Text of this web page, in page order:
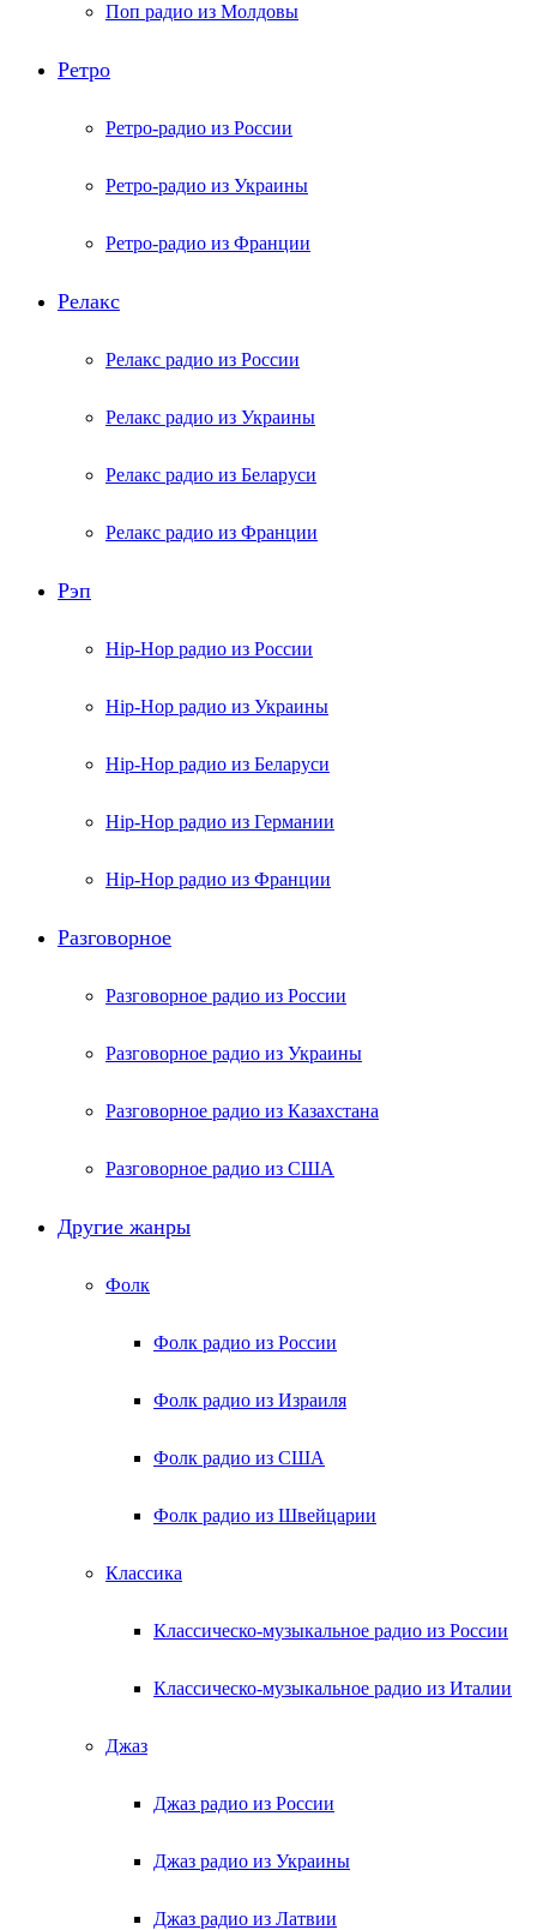
Поп радио из Молдовы
Ретро
Ретро-радио из России
Ретро-радио из Украины
Ретро-радио из Франции
Релакс
Релакс радио из России
Релакс радио из Украины
Релакс радио из Беларуси
Релакс радио из Франции
Рэп
Hip-Hop радио из России
Hip-Hop радио из Украины
Hip-Hop радио из Беларуси
Hip-Hop радио из Германии
Hip-Hop радио из Франции
Разговорное
Разговорное радио из России
Разговорное радио из Украины
Разговорное радио из Казахстана
Разговорное радио из США
Другие жанры
Фолк
Фолк радио из России
Фолк радио из Израиля
Фолк радио из США
Фолк радио из Швейцарии
Классика
Классическо-музыкальное радио из России
Классическо-музыкальное радио из Италии
Джаз
Джаз радио из России
Джаз радио из Украины
Джаз радио из Латвии